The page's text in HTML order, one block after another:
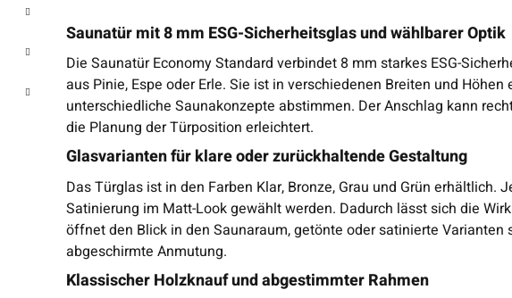
Saunatür mit 8 mm ESG-Sicherheitsglas und wählbarer Optik
Die Saunatür Economy Standard verbindet 8 mm starkes ESG-
aus Pinie, Espe oder Erle. Sie ist in verschiedenen Breiten und
unterschiedliche Saunakonzepte abstimmen. Der Anschlag kann
die Planung der Türposition erleichtert.
Glasvarianten für klare oder zurückhaltende Gestaltung
Das Türglas ist in den Farben Klar, Bronze, Grau und Grün erhältlich.
Satinierung im Matt-Look gewählt werden. Dadurch lässt sich die
öffnet den Blick in den Saunaraum, getönte oder satinierte
abgeschirmte Anmutung.
Klassischer Holzknauf und abgestimmter Rahmen